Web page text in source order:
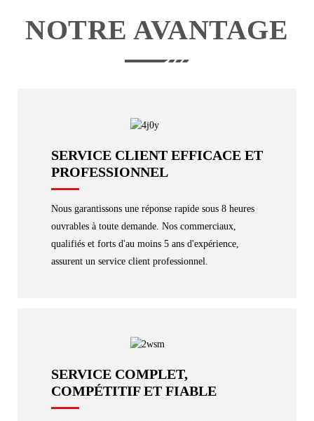
NOTRE AVANTAGE
SERVICE CLIENT EFFICACE ET
PROFESSIONNEL
Nous garantissons une réponse rapide sous 8 heures
ouvrables à toute demande. Nos commerciaux,
qualifiés et forts d'au moins 5 ans d'expérience,
assurent un service client professionnel.
SERVICE COMPLET,
COMPÉTITIF ET FIABLE